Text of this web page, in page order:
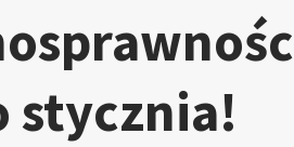
stycznia!